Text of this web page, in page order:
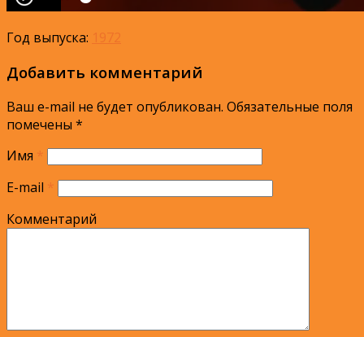
Год выпуска: 1972
Добавить комментарий
Ваш e-mail не будет опубликован. Обязательные поля
помечены *
Имя *
E-mail *
Комментарий